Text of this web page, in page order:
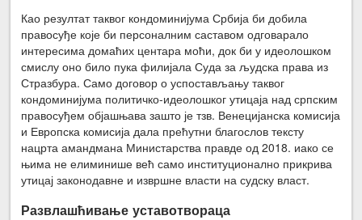
Као резултат таквог кондоминијума Србија би добила
правосуђе које би персоналним саставом одговарало
интересима домаћих центара моћи, док би у идеолошком
смислу оно било пука филијала Суда за људска права из
Стразбура. Само договор о успостављању таквог
кондоминијума политичко-идеолошког утицаја над српским
правосуђем објашњава зашто је тзв. Венецијанска комисија
и Европска комисија дала прећутни благослов тексту
нацрта амандмана Министарства правде од 2018. иако се
њима не елиминише већ само институционално прикрива
утицај законодавне и извршне власти на судску власт.
Развлашћивање уставотвораца